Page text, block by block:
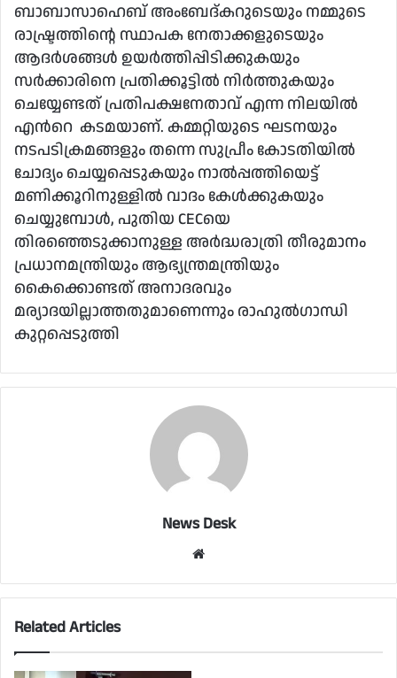
ബാബാസാഹെബ് അംബേദ്കറുടെയും നമ്മുടെ
രാഷ്ട്രത്തിൻ്റെ സ്ഥാപക നേതാക്കളുടെയും
ആദർശങ്ങൾ ഉയർത്തിപ്പിടിക്കുകയും
സർക്കാരിനെ പ്രതിക്കൂട്ടിൽ നിർത്തുകയും
ചെയ്യേണ്ടത് പ്രതിപക്ഷനേതാവ് എന്ന നിലയിൽ
എന്‍റെ കടമയാണ്. കമ്മറ്റിയുടെ ഘടനയും
നടപടിക്രമങ്ങളും തന്നെ സുപ്രീം കോടതിയിൽ
ചോദ്യം ചെയ്യപ്പെടുകയും നാൽപ്പത്തിയെട്ട്
മണിക്കൂറിനുള്ളിൽ വാദം കേൾക്കുകയും
ചെയ്യുമ്പോൾ, പുതിയ CECയെ
തിരഞ്ഞെടുക്കാനുള്ള അർദ്ധരാത്രി തീരുമാനം
പ്രധാനമന്ത്രിയും ആഭ്യന്ത്രമന്ത്രിയും
കൈക്കൊണ്ടത് അനാദരവും
മര്യാദയില്ലാത്തതുമാണെന്നും രാഹുല്‍ഗാന്ധി
കുറ്റപ്പെടുത്തി
News Desk
Related Articles